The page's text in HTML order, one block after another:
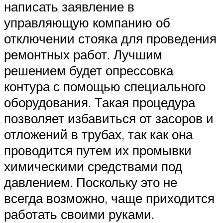
написать заявление в
управляющую компанию об
отключении стояка для проведения
ремонтных работ. Лучшим
решением будет опрессовка
контура с помощью специального
оборудования. Такая процедура
позволяет избавиться от засоров и
отложений в трубах, так как она
проводится путем их промывки
химическими средствами под
давлением. Поскольку это не
всегда возможно, чаще приходится
работать своими руками.